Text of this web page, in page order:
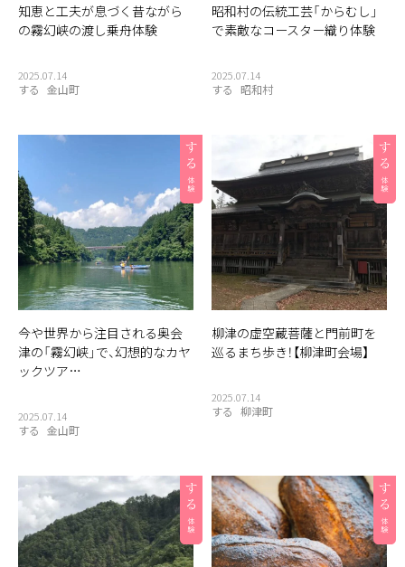
知恵と工夫が息づく昔ながら
の霧幻峡の渡し乗舟体験
2025.07.14
する 金山町
昭和村の伝統工芸「からむし」
で素敵なコースター織り体験
2025.07.14
する 昭和村
今や世界から注目される奥会
津の「霧幻峡」で、幻想的なカヤ
ックツア…
2025.07.14
する 金山町
柳津の虚空蔵菩薩と門前町を
巡るまち歩き！【柳津町会場】
2025.07.14
する 柳津町